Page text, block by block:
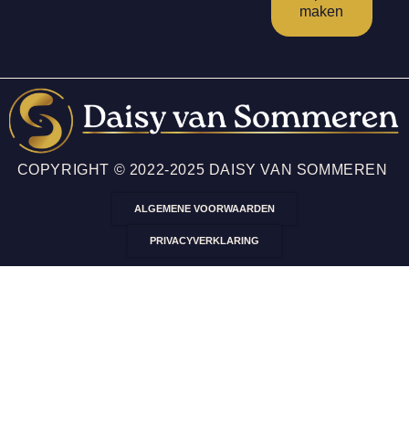
maken
COPYRIGHT © 2022-2025 DAISY VAN SOMMEREN
ALGEMENE VOORWAARDEN
PRIVACYVERKLARING